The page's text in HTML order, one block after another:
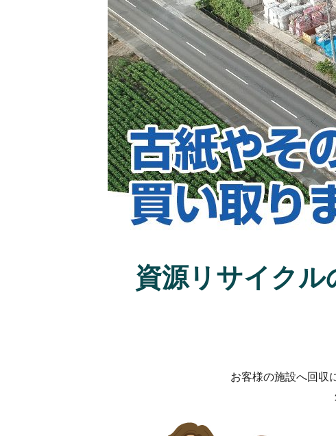
資源リサイク
お客様の施設へ回収